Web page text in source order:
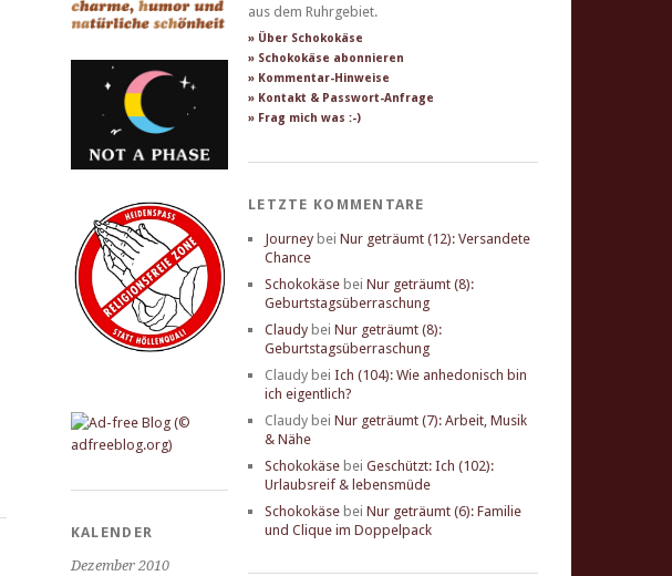
KALENDER
Dezember 2010
aus dem Ruhrgebiet.
» Über Schokokäse
» Schokokäse abonnieren
» Kommentar-Hinweise
» Kontakt & Passwort-Anfrage
» Frag mich was :-)
LETZTE KOMMENTARE
Journey bei Nur geträumt (12): Versandete
Chance
Schokokäse bei Nur geträumt (8):
Geburtstagsüberraschung
Claudy bei Nur geträumt (8):
Geburtstagsüberraschung
Claudy bei Ich (104): Wie anhedonisch bin
ich eigentlich?
Claudy bei Nur geträumt (7): Arbeit, Musik
& Nähe
Schokokäse bei Geschützt: Ich (102):
Urlaubsreif & lebensmüde
Schokokäse bei Nur geträumt (6): Familie
und Clique im Doppelpack